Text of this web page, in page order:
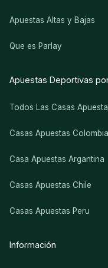
Apuestas Altas y Bajas
Que es Parlay
Apuestas Deportivas
Todos Las Casas
Casas Apuestas Colombia
Casa Apuestas Argantina
Casas Apuestas Chile
Casas Apuestas Peru
Información